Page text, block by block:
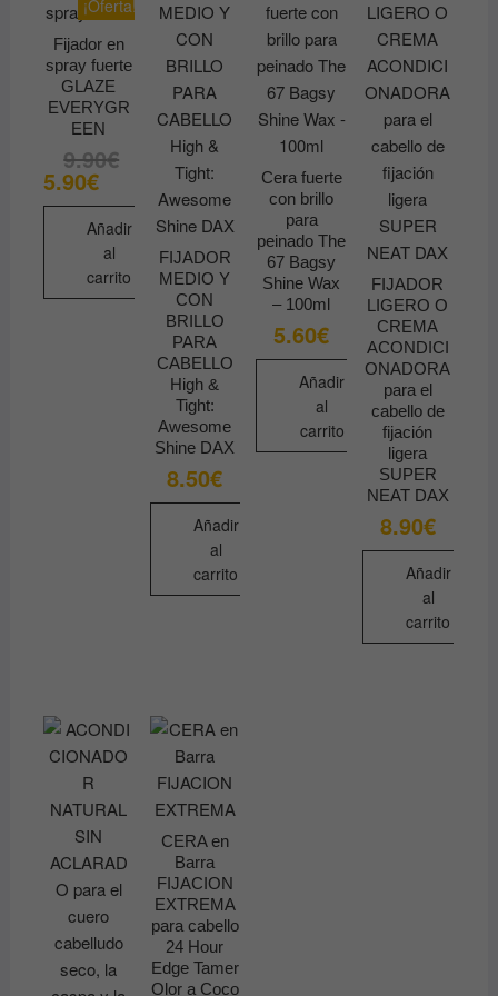
¡Oferta!
Fijador en
spray fuerte
GLAZE
EVERYGR
EEN
9.90€El
original
era:
9.90€.
5.90€
El
es:
5.90€.
Añadir
al
carrito
FIJADOR
MEDIO Y
CON
BRILLO
PARA
CABELLO
High &
Tight:
Awesome
Shine DAX
8.50€
Añadir
al
carrito
Cera fuerte
con brillo
para
peinado The
67 Bagsy
Shine Wax
– 100ml
5.60€
Añadir
al
carrito
FIJADOR
LIGERO O
CREMA
ACONDICI
ONADORA
para el
cabello de
fijación
ligera
SUPER
NEAT DAX
8.90€
Añadir
al
carrito
CERA en
Barra
FIJACION
EXTREMA
para cabello
24 Hour
Edge Tamer
Olor a Coco